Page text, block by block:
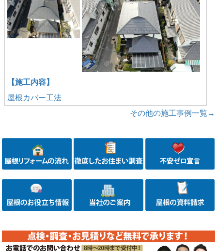
【施工内容】
屋根カバー工法
その他の施工事例一覧→